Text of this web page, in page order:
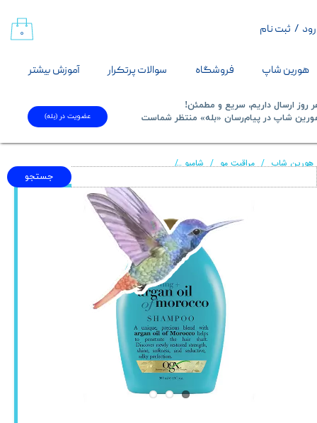
هورین شاپ فروشگاه سوالات پرتکرار آموزش بیشتر
/ ثبت نام
حساب کاربری من
تغییر گذر واژه
خروج از حساب کاربری
۰
جستجو
روز ارسال داریم، سریع و مطمئن!
شاپ در پیام‌رسان «بله» منتظر شماست​​​​​​​
عضویت در (بله)
هورین شاپ مراقبت مو شامپو شامپو آرگان او جی ایکس OGX Argan Oil Shampoo